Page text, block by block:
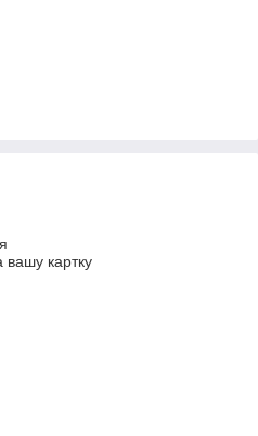
вашу картку